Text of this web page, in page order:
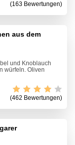
(163 Bewertungen)
aus dem
und Knoblauch
würfeln. Oliven
(462 Bewertungen)